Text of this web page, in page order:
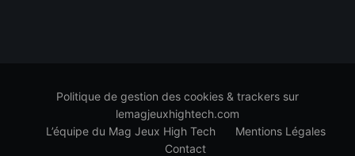
Politique de gestion des cookies & trackers sur
lemagjeuxhightech.com
L’équipe du Mag Jeux High Tech
Mentions Légales
Contact